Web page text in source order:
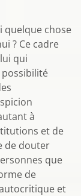
quelque chose
? Ce cadre
qui
à
et de
de douter
que
de
et